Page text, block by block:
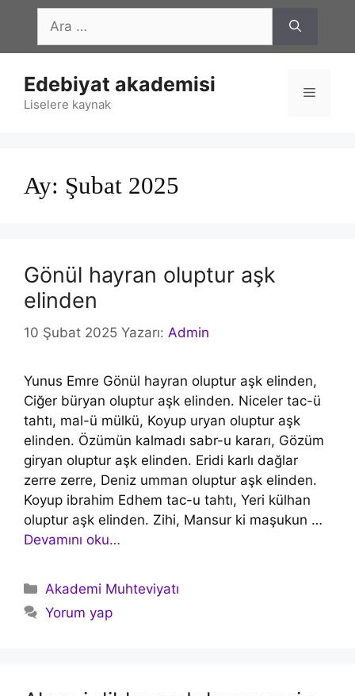
İçeriğe
ara
Edebiyat akademisi
Liselere kaynak
Menü
Ay: Şubat 2025
Gönül hayran oluptur aşk
elinden
10 Şubat 2025 Yazarı: Admin
Yunus Emre Gönül hayran oluptur aşk elinden,
Ciğer büryan oluptur aşk elinden. Niceler tac-ü
tahtı, mal-ü mülkü, Koyup uryan oluptur aşk
elinden. Özümün kalmadı sabr-u kararı, Gözüm
giryan oluptur aşk elinden. Eridi karlı dağlar
zerre zerre, Deniz umman oluptur aşk elinden.
Koyup ibrahim Edhem tac-u tahtı, Yeri külhan
oluptur aşk elinden. Zihi, Mansur ki maşukun …
Devamını oku…
Kategoriler
Akademi Muhteviyatı
Yorum yap